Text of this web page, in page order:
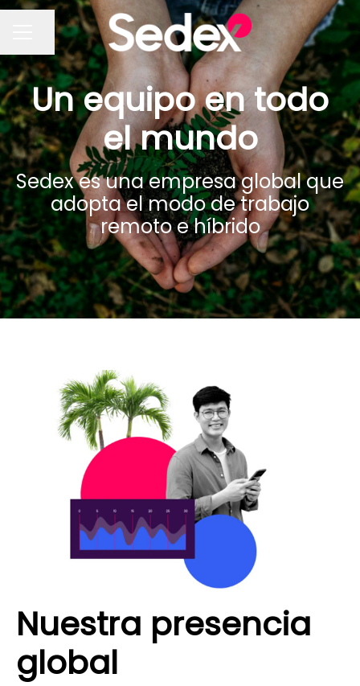
MENÚ DE EMPLEO
Compartir página
Un equipo en todo
el mundo
Sedex es una empresa global que
adopta el modo de trabajo
remoto e híbrido
Nuestra presencia
global